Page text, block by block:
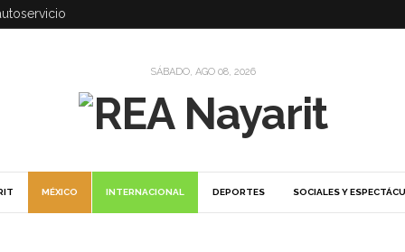
SÁBADO, AGO 08, 2026
MÉXICO INTERNACIONAL DEPORTES SOCIALES Y